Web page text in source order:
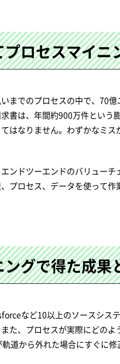
ロセスマイニ
までのプロセスの中で、70
書は、年間約900万件という
はなりません。わずかなミ
ンドツーエンドのバリュー
プロセス、データを使って作
グで得た成果
など10以上のソースシス
た、プロセスが実際にどの
道から外れた場合にすぐに修